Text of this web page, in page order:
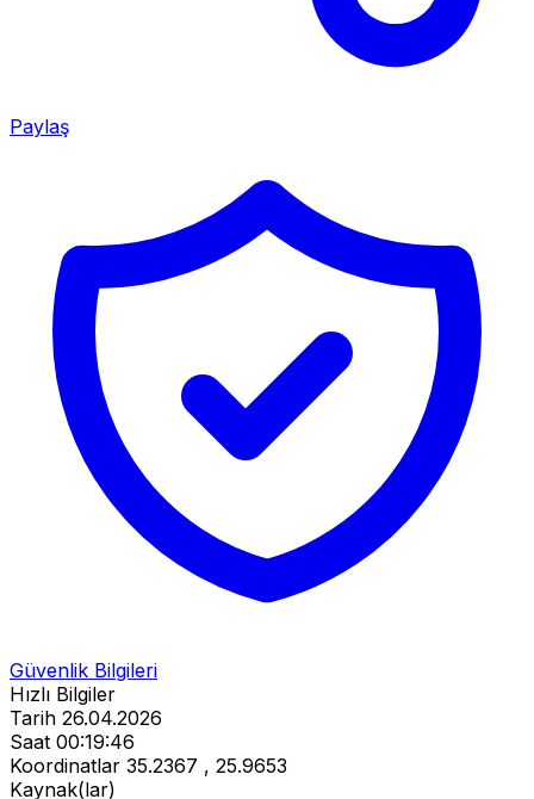
Paylaş
Güvenlik Bilgileri
Hızlı Bilgiler
Tarih 26.04.2026
Saat 00:19:46
Koordinatlar 35.2367 , 25.9653
Kaynak(lar)